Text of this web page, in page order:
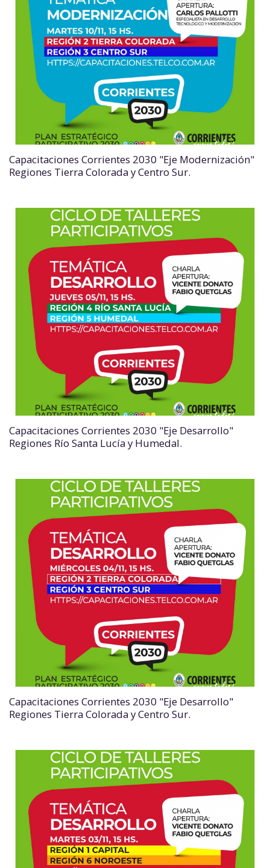
Capacitaciones Corrientes 2030 "Eje Modernización"
Regiones Tierra Colorada y Centro Sur.
Capacitaciones Corrientes 2030 "Eje Desarrollo"
Regiones Río Santa Lucía y Humedal.
Capacitaciones Corrientes 2030 "Eje Desarrollo"
Regiones Tierra Colorada y Centro Sur.